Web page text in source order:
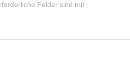
Felder sind mit